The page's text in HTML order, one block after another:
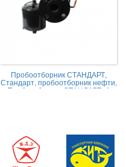
Пробоотборник СТАНДАРТ,
Стандарт, пробоотборник нефти,
Пробоотборник СТАНДАРТ -А